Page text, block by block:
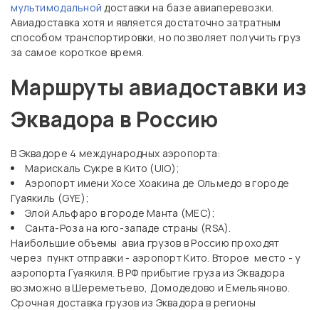
мультимодальной доставки на базе авиаперевозки.
Авиадоставка хотя и является достаточно затратным
способом транспортировки, но позволяет получить груз
за самое короткое время.
Маршруты авиадоставки из
Эквадора в Россию
В Эквадоре 4 международных аэропорта:
Марискаль Сукре в Кито (UIO);
Аэропорт имени Хосе Хоакина де Ольмедо в городе
Гуаякиль (GYE);
Элой Альфаро в городе Манта (MEC);
Санта-Роза на юго-западе страны (RSA).
Наибольшие объемы авиа грузов в Россию проходят
через пункт отправки - аэропорт Кито. Второе место - у
аэропорта Гуаякиля. В РФ прибытие груза из Эквадора
возможно в Шереметьево, Домодедово и Емельяново.
Срочная доставка грузов из Эквадора в регионы